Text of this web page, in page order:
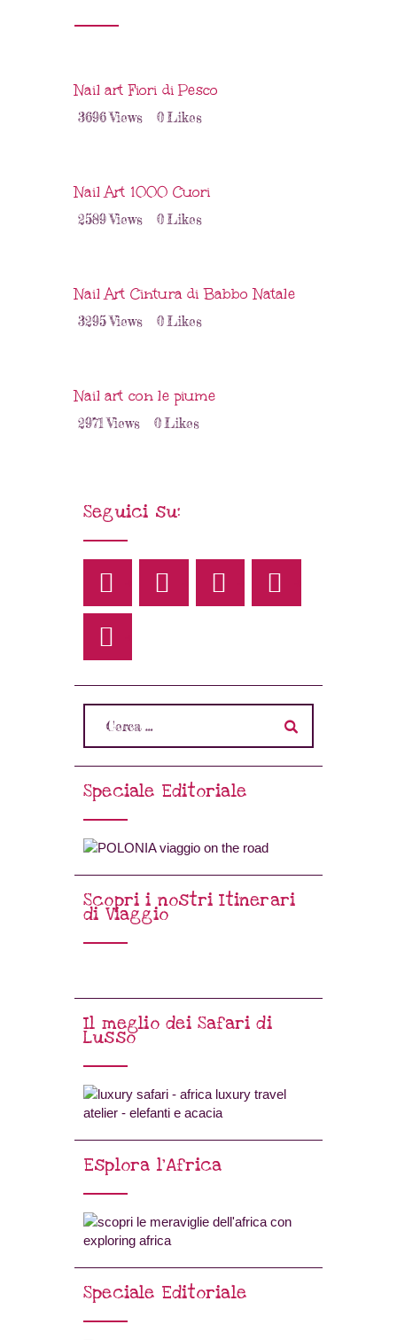
Nail art Fiori di Pesco
3696Views 0Likes
Nail Art 1000 Cuori
2589Views 0Likes
Nail Art Cintura di Babbo Natale
3295Views 0Likes
Nail art con le piume
2971Views 0Likes
Seguici su:
Speciale Editoriale
Scopri i nostri Itinerari
di Viaggio
Il meglio dei Safari di
Lusso
Esplora l’Africa
Speciale Editoriale